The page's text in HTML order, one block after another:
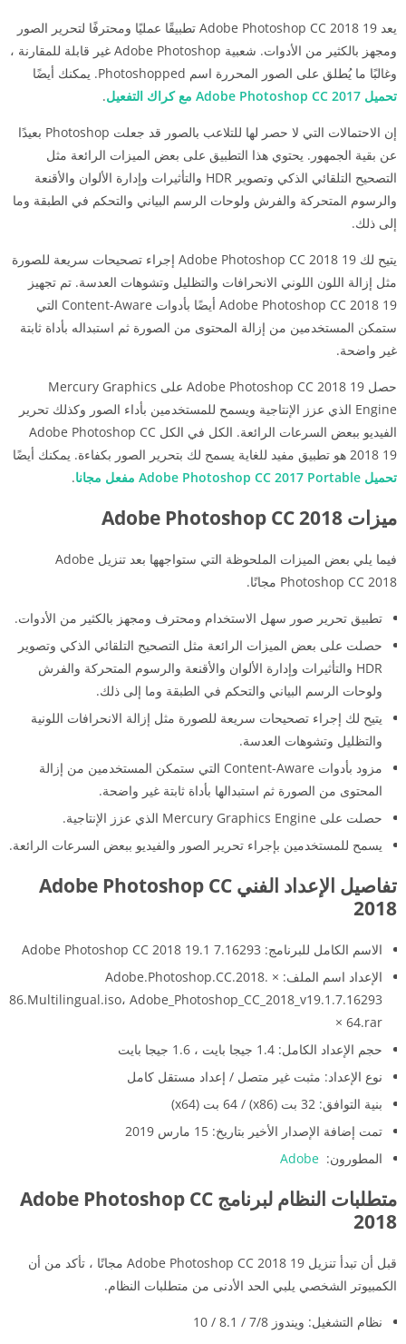
يعد Adobe Photoshop CC 2018 19 تطبيقًا عمليًا ومحترفًا لتحرير الصور
ومجهز بالكثير من الأدوات.
شعبية Adobe Photoshop غير قابلة للمقارنة ،
وغالبًا ما يُطلق على الصور المحررة اسم Photoshopped.
يمكنك أيضًا
تحميل Adobe Photoshop CC 2017 مع كراك التفعيل
.
إن الاحتمالات التي لا حصر لها للتلاعب بالصور قد جعلت Photoshop بعيدًا
عن بقية الجمهور. يحتوي هذا التطبيق على بعض الميزات الرائعة مثل
التصحيح التلقائي الذكي وتصوير HDR والتأثيرات وإدارة الألوان والأقنعة
والرسوم المتحركة والفرش ولوحات الرسم البياني والتحكم في الطبقة وما
إلى ذلك.
يتيح لك Adobe Photoshop CC 2018 19 إجراء تصحيحات سريعة للصورة
مثل إزالة اللون اللوني الانحرافات والتظليل وتشوهات العدسة. تم تجهيز
Adobe Photoshop CC 2018 19 أيضًا بأدوات Content-Aware التي
ستمكن المستخدمين من إزالة المحتوى من الصورة ثم استبداله بأداة ثابتة
غير واضحة.
حصل Adobe Photoshop CC 2018 19 على Mercury Graphics
Engine الذي عزز الإنتاجية ويسمح للمستخدمين بأداء الصور وكذلك تحرير
الفيديو ببعض السرعات الرائعة.
الكل في الكل Adobe Photoshop CC
2018 19 هو تطبيق مفيد للغاية يسمح لك بتحرير الصور بكفاءة.
يمكنك أيضًا
تحميل Adobe Photoshop CC 2017 Portable مفعل مجانا
.
ميزات Adobe Photoshop CC 2018
فيما يلي بعض الميزات الملحوظة التي ستواجهها بعد تنزيل Adobe
Photoshop CC 2018 مجانًا.
تطبيق تحرير صور سهل الاستخدام ومحترف ومجهز بالكثير من الأدوات.
حصلت على بعض الميزات الرائعة مثل التصحيح التلقائي الذكي وتصوير
HDR والتأثيرات وإدارة الألوان والأقنعة والرسوم المتحركة والفرش
ولوحات الرسم البياني والتحكم في الطبقة وما إلى ذلك.
يتيح لك إجراء تصحيحات سريعة للصورة مثل إزالة الانحرافات اللونية
والتظليل وتشوهات العدسة.
مزود بأدوات Content-Aware التي ستمكن المستخدمين من إزالة
المحتوى من الصورة ثم استبدالها بأداة ثابتة غير واضحة.
حصلت على Mercury Graphics Engine الذي عزز الإنتاجية.
يسمح للمستخدمين بإجراء تحرير الصور والفيديو ببعض السرعات الرائعة.
تفاصيل الإعداد الفني Adobe Photoshop CC
2018
الاسم الكامل للبرنامج: Adobe Photoshop CC 2018 19.1 7.16293
الإعداد اسم الملف: Adobe.Photoshop.CC.2018. ×
86.Multilingual.iso، Adobe_Photoshop_CC_2018_v19.1.7.16293
× 64.rar
حجم الإعداد الكامل: 1.4 جيجا بايت ، 1.6 جيجا بايت
نوع الإعداد: مثبت غير متصل / إعداد مستقل كامل
بنية التوافق: 32 بت (x86) / 64 بت (x64)
تمت إضافة الإصدار الأخير بتاريخ: 15 مارس 2019
المطورون: Adobe
متطلبات النظام لبرنامج Adobe Photoshop CC
2018
قبل أن تبدأ تنزيل Adobe Photoshop CC 2018 19 مجانًا ، تأكد من أن
الكمبيوتر الشخصي يلبي الحد الأدنى من متطلبات النظام.
نظام التشغيل: ويندوز 7/8 / 8.1 / 10